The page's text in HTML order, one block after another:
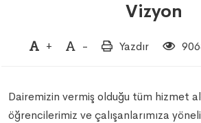
Vizyon
+ - Yazdır
Dairemizin vermiş olduğu tüm hizmet
öğrencilerimiz ve çalışanlarımıza